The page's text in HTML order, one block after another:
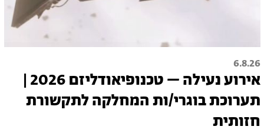
6.8.26
אירוע נעילה – טכנופיאודליזם 2026 |
תערוכת בוגרי/ות המחלקה לתקשורת
חזותית